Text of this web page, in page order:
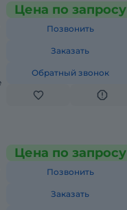
Цена по запросу
Позвонить
Заказать
Обратный звонок
Цена по запросу
Позвонить
Заказать